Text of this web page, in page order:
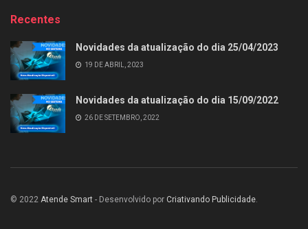
Recentes
Novidades da atualização do dia 25/04/2023
19 DE ABRIL, 2023
Novidades da atualização do dia 15/09/2022
26 DE SETEMBRO, 2022
© 2022 Atende Smart - Desenvolvido por Criativando Publicidade.